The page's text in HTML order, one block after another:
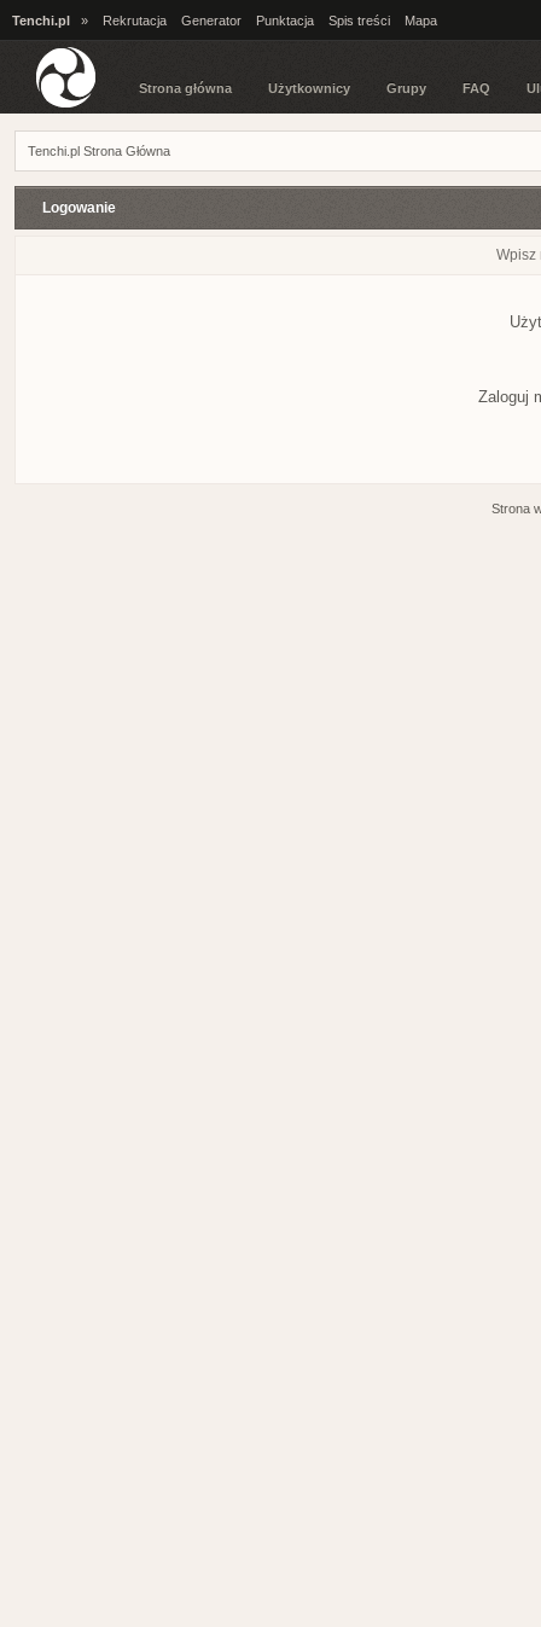
Tenchi.pl » Rekrutacja Generator Punktacja Spis treści Mapa
Strona główna Użytkownicy Grupy FAQ
Tenchi.pl Strona Główna
Logowanie
Wpisz
Zaloguj
Strona